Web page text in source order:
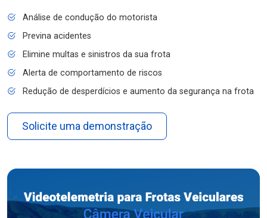
Análise de condução do motorista
Previna acidentes
Elimine multas e sinistros da sua frota
Alerta de comportamento de riscos
Redução de desperdícios e aumento da segurança na frota
Solicite uma demonstração